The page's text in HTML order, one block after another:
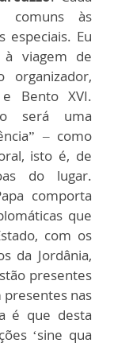
comuns às
especiais. Eu
à viagem de
Bento XVI.
será uma
– como
isto é, de
do lugar.
comporta
que
com os
da Jordânia,
presentes
nas
é que desta
‘sine qua